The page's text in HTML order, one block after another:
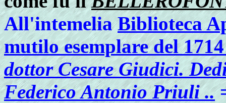
All'intemeliaBiblioteca
mutilo esemplare del
dottor Cesare Giudici.
Federico Antonio Priuli ..